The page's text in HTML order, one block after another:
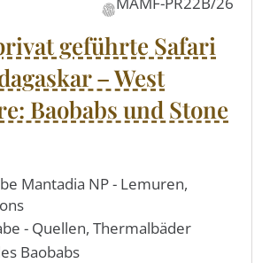
geführte Safari
– West
Baobabs und Stone
Mantadia NP - Lemuren,
- Quellen, Thermalbäder
Baobabs